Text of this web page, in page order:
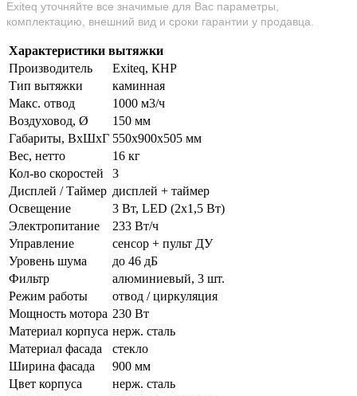
Exiteq уточняйте все значимые для Вас параметры,
комплектацию, внешний вид и сроки гарантии у продавца.
Характеристики вытяжки
Производитель
Exiteq, КНР
Тип вытяжки
каминная
Макс. отвод
1000 м3/ч
Воздуховод, Ø
150 мм
Габариты, ВхШхГ 550х900х505 мм
Вес, нетто
16 кг
Кол-во скоростей
3
Дисплей / Таймер дисплей + таймер
Освещение
3 Вт, LED (2х1,5 Вт)
Электропитание
233 Вт/ч
Управление
сенсор + пульт ДУ
Уровень шума
до 46 дБ
Фильтр
алюминиевый, 3 шт.
Режим работы
отвод / циркуляция
Мощность мотора 230 Вт
Материал корпуса нерж. сталь
Материал фасада
стекло
Ширина фасада
900 мм
Цвет корпуса
нерж. сталь